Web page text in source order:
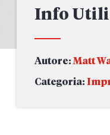
Info Utili
Autore: Matt
Categoria: